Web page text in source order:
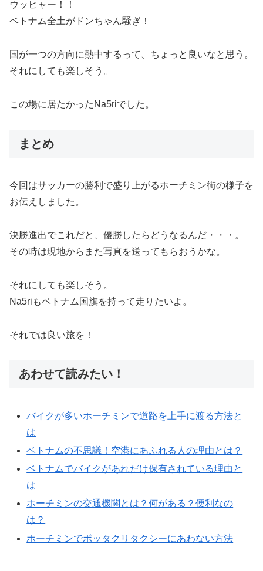
ウッヒャー！！
ベトナム全土がドンちゃん騒ぎ！
国が一つの方向に熱中するって、ちょっと良いなと思う。
それにしても楽しそう。
この場に居たかったNa5riでした。
まとめ
今回はサッカーの勝利で盛り上がるホーチミン街の様子を
お伝えしました。
決勝進出でこれだと、優勝したらどうなるんだ・・・。
その時は現地からまた写真を送ってもらおうかな。
それにしても楽しそう。
Na5riもベトナム国旗を持って走りたいよ。
それでは良い旅を！
あわせて読みたい！
バイクが多いホーチミンで道路を上手に渡る方法と
は
ベトナムの不思議！空港にあふれる人の理由とは？
ベトナムでバイクがあれだけ保有されている理由と
は
ホーチミンの交通機関とは？何がある？便利なの
は？
ホーチミンでボッタクリタクシーにあわない方法